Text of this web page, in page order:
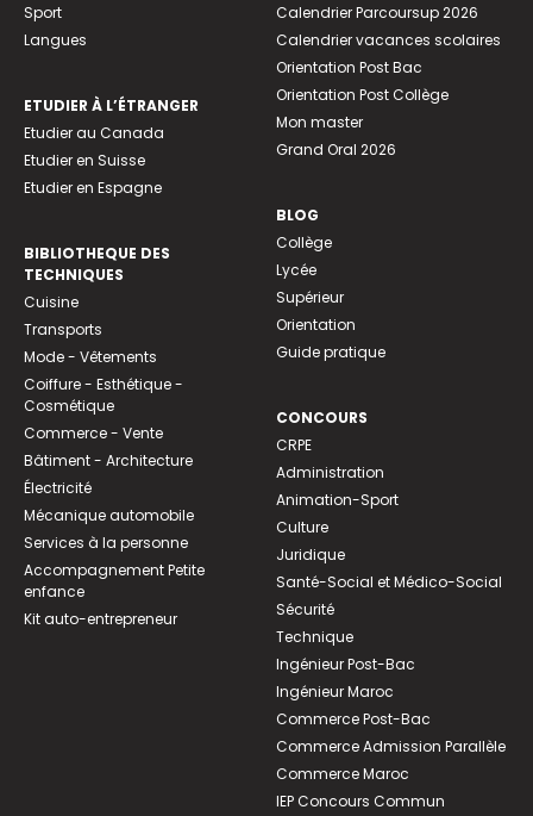
Sport
Langues
ETUDIER À L’ÉTRANGER
Etudier au Canada
Etudier en Suisse
Etudier en Espagne
BIBLIOTHEQUE DES
TECHNIQUES
Cuisine
Transports
Mode - Vêtements
Coiffure - Esthétique -
Cosmétique
Commerce - Vente
Bâtiment - Architecture
Électricité
Mécanique automobile
Services à la personne
Accompagnement Petite
enfance
Kit auto-entrepreneur
Calendrier Parcoursup 2026
Calendrier vacances scolaires
Orientation Post Bac
Orientation Post Collège
Mon master
Grand Oral 2026
BLOG
Collège
Lycée
Supérieur
Orientation
Guide pratique
CONCOURS
CRPE
Administration
Animation-Sport
Culture
Juridique
Santé-Social et Médico-Social
Sécurité
Technique
Ingénieur Post-Bac
Ingénieur Maroc
Commerce Post-Bac
Commerce Admission Parallèle
Commerce Maroc
IEP Concours Commun